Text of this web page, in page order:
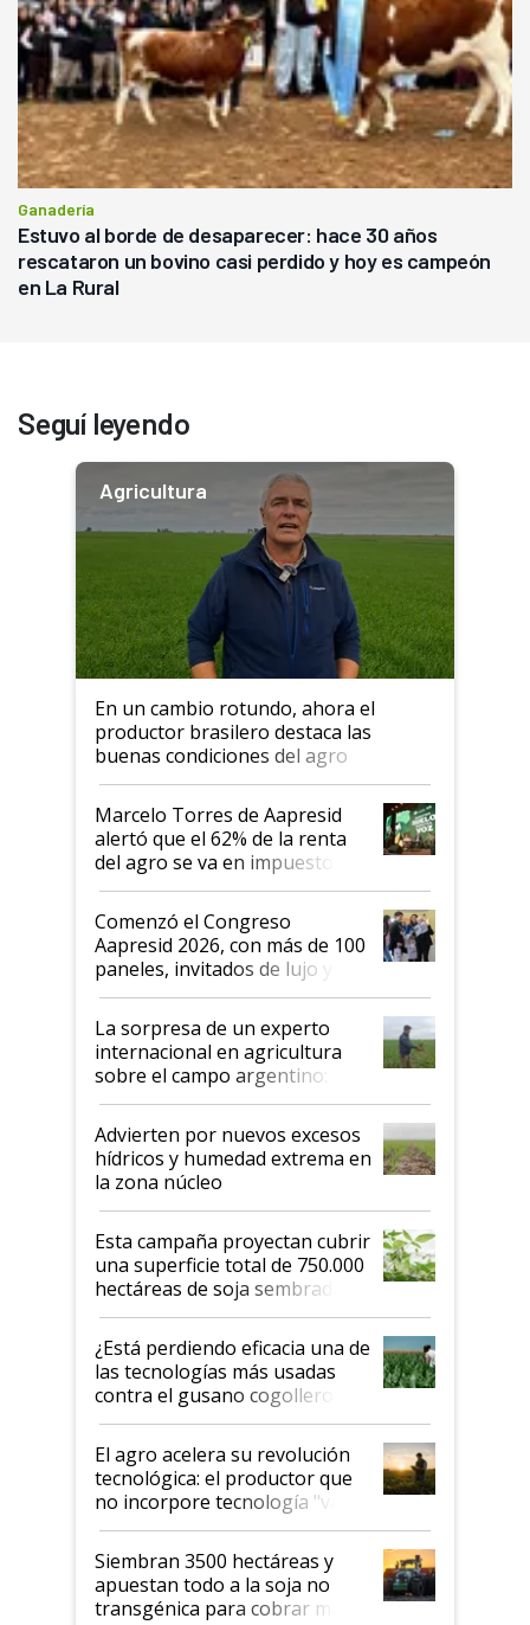
Ganadería
Estuvo al borde de desaparecer: hace 30 años
rescataron un bovino casi perdido y hoy es campeón
en La Rural
Seguí leyendo
Agricultura
En un cambio rotundo, ahora el
productor brasilero destaca las
buenas condiciones del agro
argentino para invertir: "Los veo
más motivados"
Marcelo Torres de Aapresid
alertó que el 62% de la renta
del agro se va en impuestos:
"No es bueno que en
Argentina se sigan discutiendo
las mismas cosas de hace 50
años"
Comenzó el Congreso
Aapresid 2026, con más de 100
paneles, invitados de lujo y
todas las tendencias
La sorpresa de un experto
internacional en agricultura
sobre el campo argentino:
"Estoy muy impresionado"
Advierten por nuevos excesos
hídricos y humedad extrema en
la zona núcleo
Esta campaña proyectan cubrir
una superficie total de 750.000
hectáreas de soja sembradas
con una nueva generación de
variedades que marcan un
salto tecnológico en genética y
rendimiento
¿Está perdiendo eficacia una de
las tecnologías más usadas
contra el gusano cogollero? El
desafío de una tecnología clave
El agro acelera su revolución
tecnológica: el productor que
no incorpore tecnología "va a
perder el tren"
Siembran 3500 hectáreas y
apuestan todo a la soja no
transgénica para cobrar más